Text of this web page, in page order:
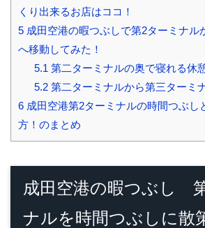
くり出来るお店はココ！
5 成田空港の暇つぶしで第2ターミナル
へ移動してみた！
5.1 第二ターミナルの奥で寝れる休
5.2第二ターミナルから第三ターミ
6 成田空港第2ターミナルの時間つぶし
方！のまとめ
成田空港の暇つぶし
ナルを時間つぶしに散